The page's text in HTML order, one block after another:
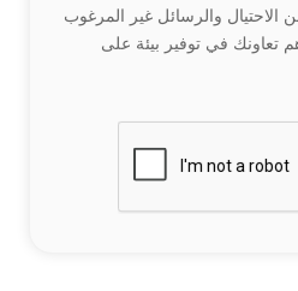
الاحتيال والرسائل غير المرغوب
تعاونك في توفير بيئة على